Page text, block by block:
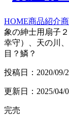
HOME商品紹介
象の紳士用扇子
幸守）、天の川
目？鱗？
投稿日：2020/09/
更新日：2025/04/
完売